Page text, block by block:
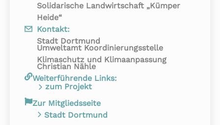
Solidarische Landwirtschaft „Kümper
Heide“
Kontakt:
Stadt Dortmund
Umweltamt Koordinierungsstelle
Klimaschutz und Klimaanpassung
Christian Nähle
Weiterführende Links:
zum Projekt
Zur Mitgliedsseite
Stadt Dortmund